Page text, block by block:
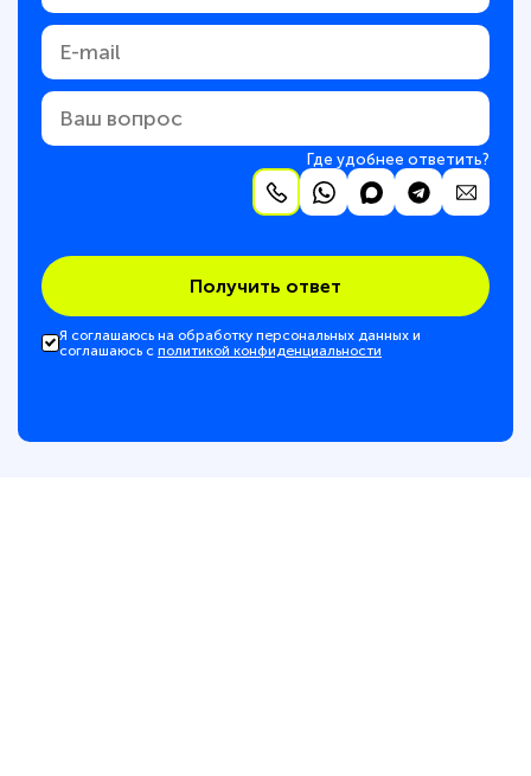
Где удобнее ответить?
Получить ответ
Я соглашаюсь на обработку персональных данных и
соглашаюсь с политикой конфиденциальности